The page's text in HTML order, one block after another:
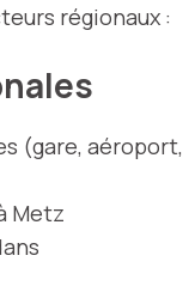
régionaux :
(gare, aéroport,
Metz